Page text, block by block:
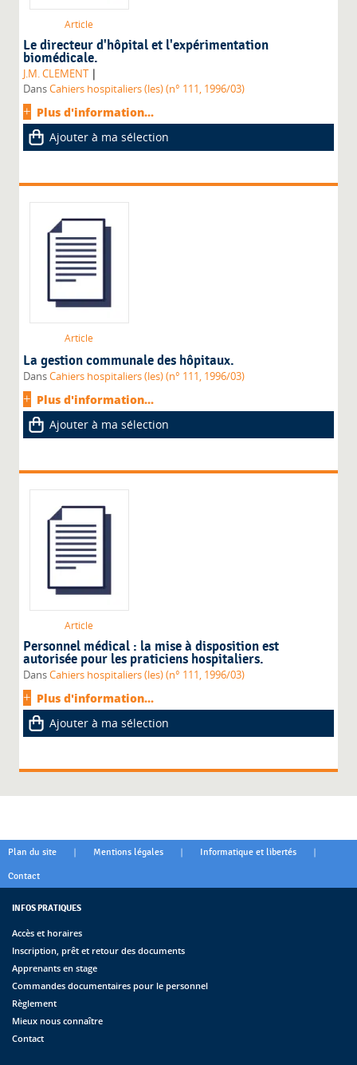
Article
Le directeur d'hôpital et l'expérimentation
biomédicale.
J.M. CLEMENT |
DansCahiers hospitaliers (les) (n° 111, 1996/03)
Plus d'information...
Ajouter à ma sélection
Article
La gestion communale des hôpitaux.
DansCahiers hospitaliers (les) (n° 111, 1996/03)
Plus d'information...
Ajouter à ma sélection
Article
Personnel médical : la mise à disposition est
autorisée pour les praticiens hospitaliers.
DansCahiers hospitaliers (les) (n° 111, 1996/03)
Plus d'information...
Ajouter à ma sélection
Plan du site | Mentions légales | Informatique et libertés |
Contact
INFOS PRATIQUES
Accès et horaires
Inscription, prêt et retour des documents
Apprenants en stage
Commandes documentaires pour le personnel
Règlement
Mieux nous connaître
Contact